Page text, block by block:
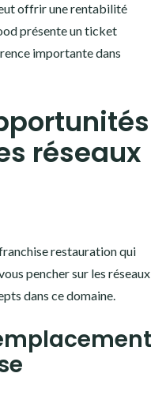
offrir une rentabilité
présente un ticket
importante dans
réseaux
restauration qui
pencher sur les réseaux
dans ce domaine.